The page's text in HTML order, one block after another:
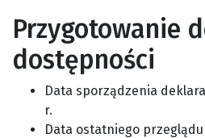
Przygotowanie
dostępności
Data sporządzenia
r.
Data ostatniego